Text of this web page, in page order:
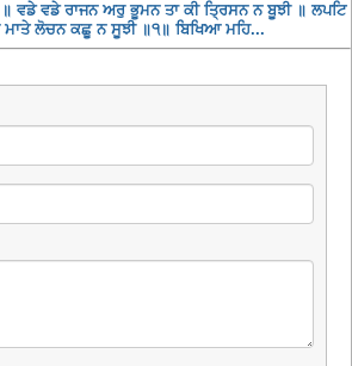
ਵਡੇ ਵਡੇ ਰਾਜਨ ਅਰੁ ਭੂਮਨ ਤਾ ਕੀ ਤ੍ਰਿਸਨ ਨ ਬੂਝੀ ॥ ਲਪਟਿ
ਲੋਚਨ ਕਛੂ ਨ ਸੂਝੀ ॥੧॥ ਬਿਖਿਆ ਮਹਿ...